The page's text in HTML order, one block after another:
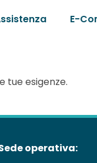
E-
tue esigenze.
operativa: